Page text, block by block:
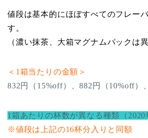
値段は基本的にほぼすべてのフレー
す。
（濃い抹茶、大箱マグナムパックは異
＜1箱当たりの金額＞
832円（15%off）、882円（10%off）
1箱あたりの杯数が異なる種類（2020
※値段は上記の16杯分入りと同額